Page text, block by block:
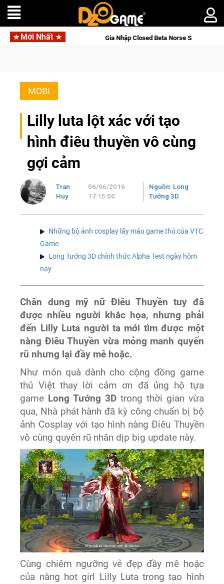
Mới Nhất
Gia Nhập Closed Beta Norse Saga: Cửu Giới Thức Tỉnh, Săn DJI
MOBI
Lilly luta lột xác với tạo
hình điêu thuyền vô cùng
gợi cảm
Tran
Huy
06/06/2016
17:15:00
Nguồn: Long
Tướng 3D
Những bộ ảnh cosplay lấy máu game thủ của VTC
Game
Long Tướng 3D chính thức Alpha Test ngày hôm
nay
Chân dung mỹ nữ Điêu Thuyền tuy đã
được nhiều người khắc họa, nhưng phải
đến Lilly Luta người ta mới tìm được một
nàng Điêu Thuyền vừa mỏng manh quyến
rũ nhưng lại đầy mê hoặc.
Như món quà dành cho cộng đồng game
thủ Việt thay lời cảm ơn đã ủng hộ tựa
game Long Tướng 3D trong thời gian vừa
qua, Nhà phát hành đã kỳ công chuẩn bị bộ
ảnh Cosplay với tạo hình nàng Điêu Thuyền
vô cùng quyến rũ nhân dịp big update này.
Cùng chiêm ngưỡng vẻ đẹp đầy mê hoặc
của nàng hot girl Lilly Luta trong tạo hình